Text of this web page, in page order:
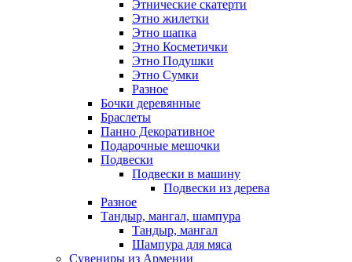
Этнические скатерти
Этно жилетки
Этно шапка
Этно Косметички
Этно Подушки
Этно Сумки
Разное
Бочки деревянные
Браслеты
Панно Декоративное
Подарочные мешочки
Подвески
Подвески в машину
Подвески из дерева
Разное
Тандыр, мангал, шампура
Тандыр, мангал
Шампура для мяса
Сувениры из Армении